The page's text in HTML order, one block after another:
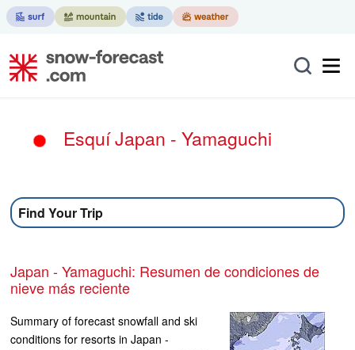
Esquí Japan - Yamaguchi
Find Your Trip
Japan - Yamaguchi: Resumen de condiciones de
nieve más reciente
Summary of forecast snowfall and ski
conditions for resorts in Japan -